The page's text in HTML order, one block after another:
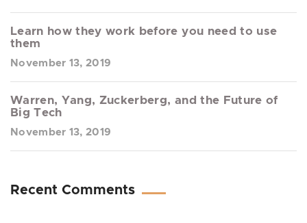
Learn how they work before you need to use
them
November 13, 2019
Warren, Yang, Zuckerberg, and the Future of
Big Tech
November 13, 2019
Recent Comments